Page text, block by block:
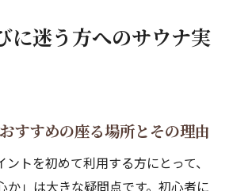
に迷う方へのサウナ実
すすめの座る場所とその理由
トを初めて利用する方にとって、
か」は大きな疑問点です。初心者に